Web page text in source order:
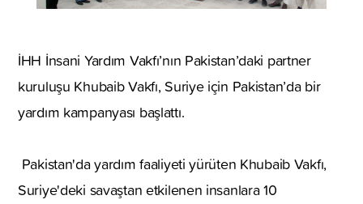
İHH İnsani Yardım Vakfı’nın Pakistan’daki partner
kuruluşu Khubaib Vakfı, Suriye için Pakistan’da bir
yardım kampanyası başlattı.
Pakistan'da yardım faaliyeti yürüten Khubaib Vakfı,
Suriye'deki savaştan etkilenen insanlara 10